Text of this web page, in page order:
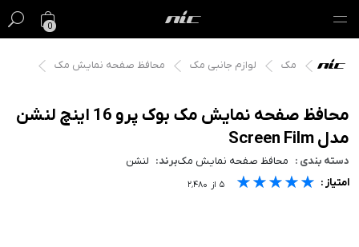
0
گیفت کارت
فروش ویژه
مک
آیفون
مک لوازم جانبی مک محافظ صفحه نمایش مک
محافظ صفحه نمایش مک بوک پرو 16 اینچ لنشن
مدل Screen Film
دسته بندی : محافظ صفحه نمایش مکبرند: لنشن
امتیاز : ★★★★★
★★★★★
★★★★★ ۵ از ۲٬۴۸۰